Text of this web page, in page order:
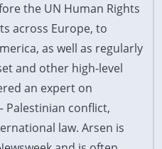
the UN Human Rights
across Europe, to
as well as regularly
and other high-level
an expert on
Palestinian con­flict,
law. Arsen is